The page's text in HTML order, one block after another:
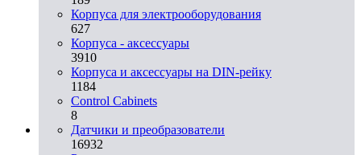
Корпуса для электрооборудования
627
Корпуса - аксессуары
3910
Корпуса и аксессуары на DIN-рейку
1184
Control Cabinets
8
Датчики и преобразователи
16932